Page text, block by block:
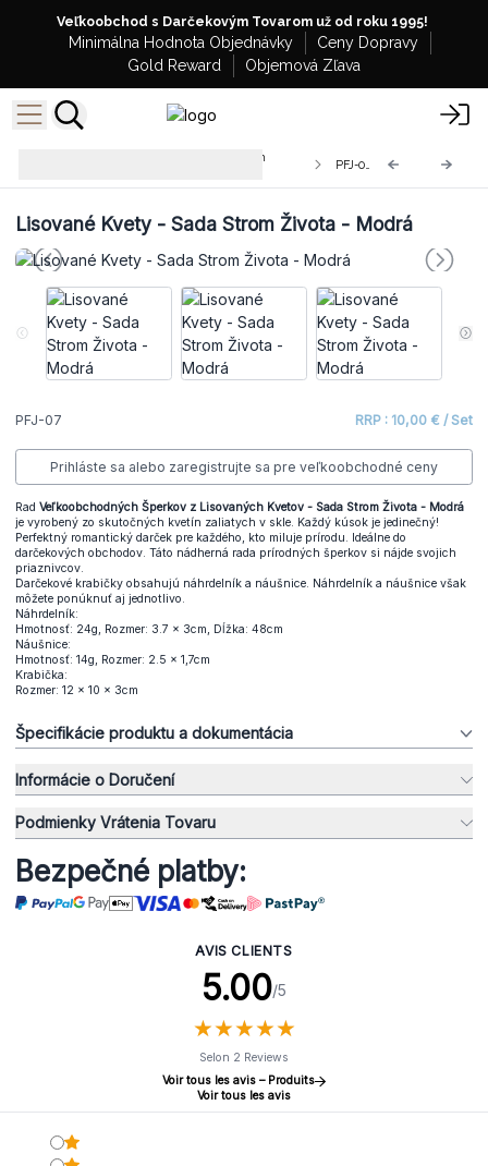
Veľkoobchod s Darčekovým Tovarom už od roku 1995!
Minimálna Hodnota Objednávky
Ceny Dopravy
Gold Reward
Objemová Zľava
Šperky zo Skutočných Lisovaných
PFJ-07
Lisované Kvety - Sada Strom Života - Modrá
PFJ-07 RRP : 10,00 € / Set
Prihláste sa alebo zaregistrujte sa pre veľkoobchodné ceny
Rad Veľkoobchodných Šperkov z Lisovaných Kvetov - Sada Strom Života - Modrá
je vyrobený zo skutočných kvetín zaliatych v skle. Každý kúsok je jedinečný!
Perfektný romantický darček pre každého, kto miluje prírodu. Ideálne do
darčekových obchodov. Táto nádherná rada prírodných šperkov si nájde svojich
priaznivcov.
Darčekové krabičky obsahujú náhrdelník a náušnice. Náhrdelník a náušnice však
môžete ponúknuť aj jednotlivo.
Náhrdelník:
Hmotnosť: 24g, Rozmer: 3.7 x 3cm, Dĺžka: 48cm
Náušnice:
Hmotnosť: 14g, Rozmer: 2.5 x 1,7cm
Krabička:
Rozmer: 12 x 10 x 3cm
Špecifikácie produktu a dokumentácia
Informácie o Doručení
Podmienky Vrátenia Tovaru
Bezpečné platby:
AVIS CLIENTS
5.00/5
★★★★★
★★★★★
Selon 2 Reviews
Voir tous les avis – Produits
Voir tous les avis